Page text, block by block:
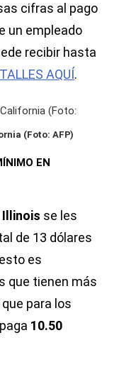
cifras al pago
un empleado
recibir hasta
AQUÍ.
(Foto: AFP)
EN
Illinois se les
de 13 dólares
es
que tienen más
para los
10.50